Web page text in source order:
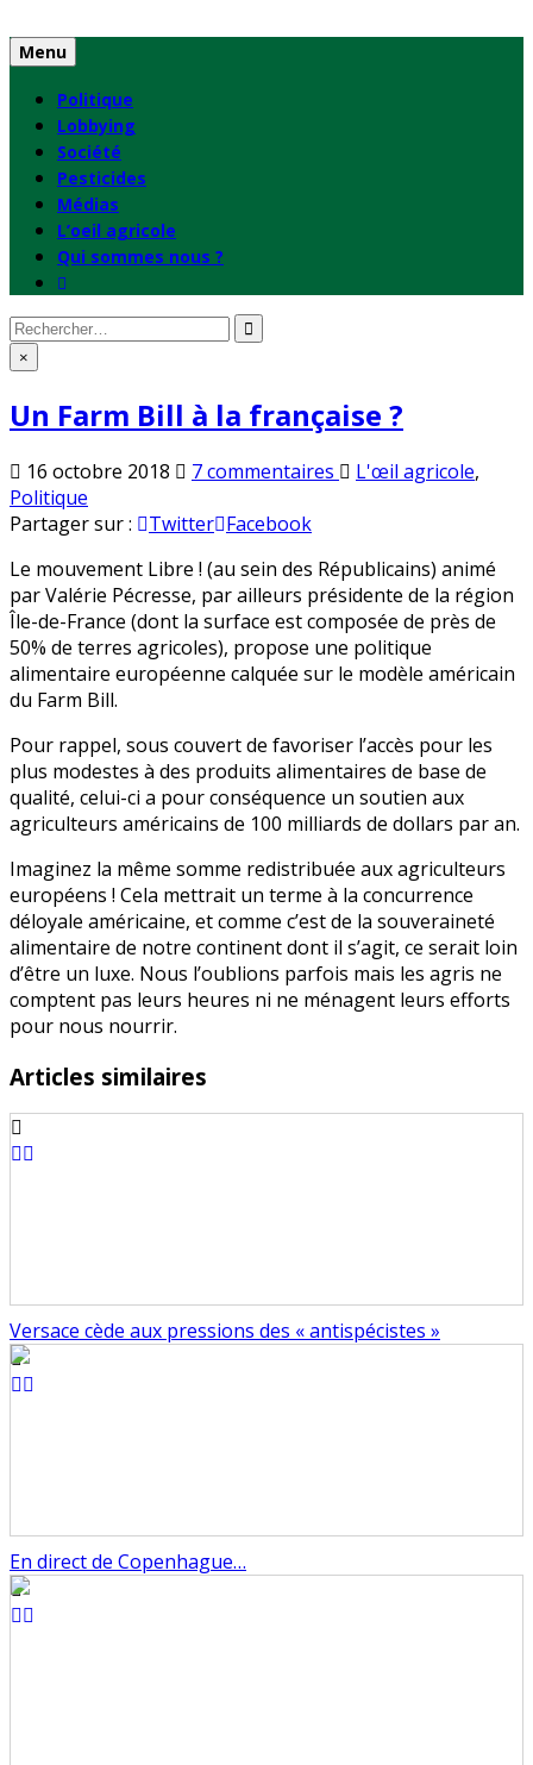
to
content
Menu
Politique
Lobbying
Société
Pesticides
Médias
L’oeil agricole
Qui sommes nous ?
Rechercher
: ×
Un Farm Bill à la française ?
16 octobre 2018 7 commentaires sur
à
la
française
?
Publié
L'œil agricole,
Politique
Partager sur :
Twitter Facebook
Le mouvement Libre ! (au sein des Républicains) animé
par Valérie Pécresse, par ailleurs présidente de la région
Île-de-France (dont la surface est composée de près de
50% de terres agricoles), propose une politique
alimentaire européenne calquée sur le modèle américain
du Farm Bill.
Pour rappel, sous couvert de favoriser l’accès pour les
plus modestes à des produits alimentaires de base de
qualité, celui-ci a pour conséquence un soutien aux
agriculteurs américains de 100 milliards de dollars par an.
Imaginez la même somme redistribuée aux agriculteurs
européens ! Cela mettrait un terme à la concurrence
déloyale américaine, et comme c’est de la souveraineté
alimentaire de notre continent dont il s’agit, ce serait loin
d’être un luxe. Nous l’oublions parfois mais les agris ne
comptent pas leurs heures ni ne ménagent leurs efforts
pour nous nourrir.
Articles similaires
Versace cède aux pressions des « antispécistes »
En direct de Copenhague…